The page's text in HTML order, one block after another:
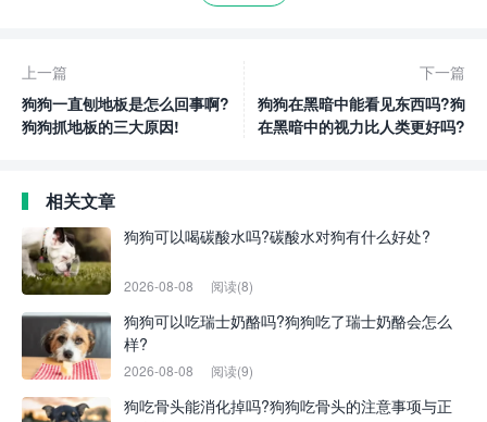
上一篇
狗狗一直刨地板是怎么回事啊?
狗狗抓地板的三大原因!
下一篇
狗狗在黑暗中能看见东西吗?狗
在黑暗中的视力比人类更好吗?
相关文章
狗狗可以喝碳酸水吗?碳酸水对狗有什么好处?
2026-08-08 阅读(8)
狗狗可以吃瑞士奶酪吗?狗狗吃了瑞士奶酪会怎么
样?
2026-08-08 阅读(9)
狗吃骨头能消化掉吗?狗狗吃骨头的注意事项与正